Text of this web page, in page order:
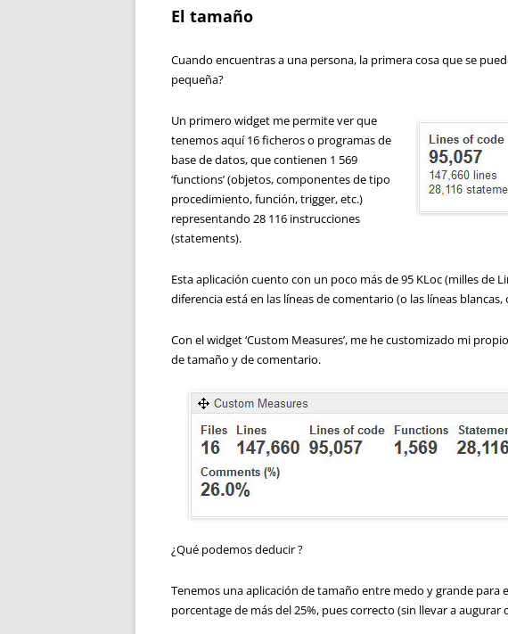
El tamaño
Cuando encuentras a una persona, la primera cosa que se
pequeña?
Un primero widget me permite ver que
tenemos aquí 16 ficheros o programas de
base de datos, que contienen 1 569
‘functions’ (objetos, componentes de tipo
procedimiento, función, trigger, etc.)
representando 28 116 instrucciones
(statements).
Esta aplicación cuento con un poco más de 95 KLoc (milles de
diferencia está en las líneas de comentario (o las líneas
Con el widget ‘Custom Measures’, me he customizado mi
de tamaño y de comentario.
¿Qué podemos deducir ?
Tenemos una aplicación de tamaño entre medo y grande para
porcentage de más del 25%, pues correcto (sin llevar a augurar